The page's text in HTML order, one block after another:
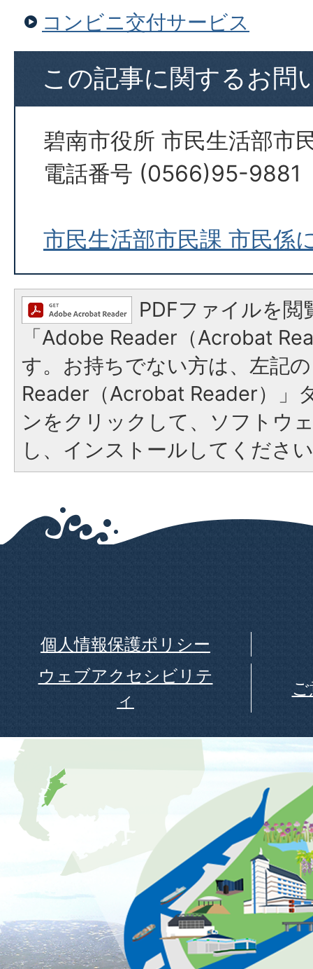
コンビニ交付サービス
この記事に関するお問
碧南市役所 市民生活部市
電話番号 (0566)95-9881
市民生活部市民課 市民係
PDFファイルを閲
「Adobe Reader（Acrobat
す。お持ちでない方は、左記
Reader（Acrobat Reader）」
ンをクリックして、ソフトウ
し、インストールしてくださ
個人情報保護ポリシー
ウェブアクセシビリテ
ィ